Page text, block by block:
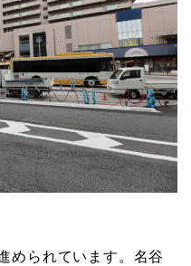
められています。名谷